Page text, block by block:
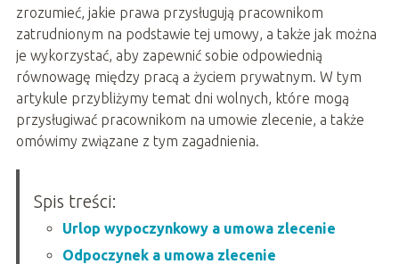
zrozumieć, jakie prawa przysługują pracownikom
zatrudnionym na podstawie tej umowy, a także jak można
je wykorzystać, aby zapewnić sobie odpowiednią
równowagę między pracą a życiem prywatnym. W tym
artykule przybliżymy temat dni wolnych, które mogą
przysługiwać pracownikom na umowie zlecenie, a także
omówimy związane z tym zagadnienia.
Spis treści:
Urlop wypoczynkowy a umowa zlecenie
Odpoczynek a umowa zlecenie